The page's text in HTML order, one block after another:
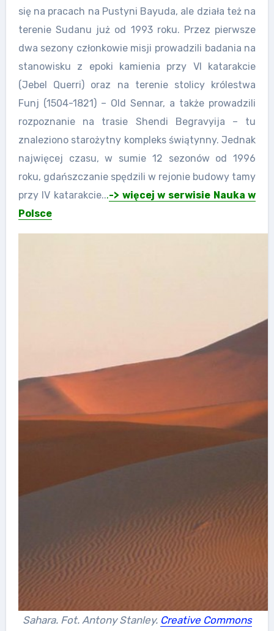
się na pracach na Pustyni Bayuda, ale działa też na
terenie Sudanu już od 1993 roku. Przez pierwsze
dwa sezony członkowie misji prowadzili badania na
stanowisku z epoki kamienia przy VI katarakcie
(Jebel Querri) oraz na terenie stolicy królestwa
Funj (1504-1821) – Old Sennar, a także prowadzili
rozpoznanie na trasie Shendi Begravyija – tu
znaleziono starożytny kompleks świątynny. Jednak
najwięcej czasu, w sumie 12 sezonów od 1996
roku, gdańszczanie spędzili w rejonie budowy tamy
przy IV katarakcie...-> więcej w serwisie Nauka w
Polsce
Sahara. Fot. Antony Stanley. Creative Commons